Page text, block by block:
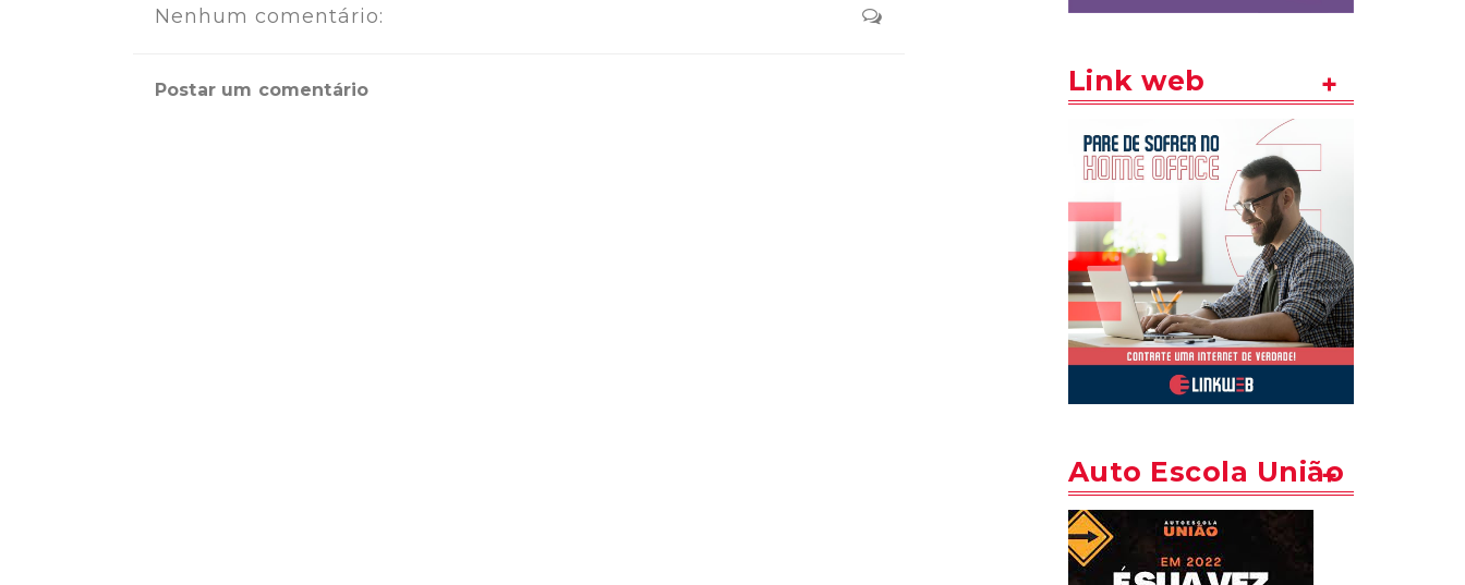
Nenhum comentário:
Postar um comentário Link web
Auto Escola União